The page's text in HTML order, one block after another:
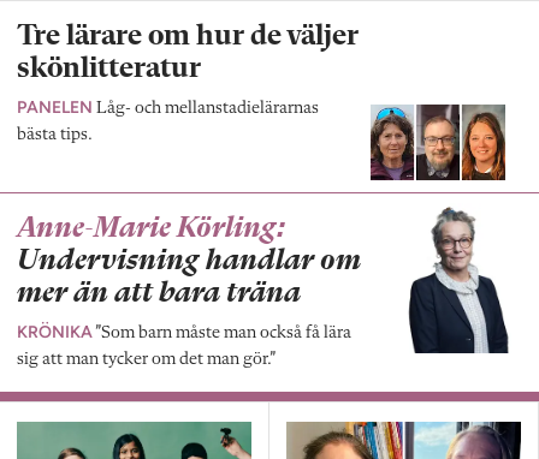
Tre lärare om hur de väljer
skönlitteratur
PANELEN Låg- och mellanstadielärarnas
bästa tips.
Anne-Marie Körling:
Undervisning handlar om
mer än att bara träna
KRÖNIKA ”Som barn måste man också få lära
sig att man tycker om det man gör.”